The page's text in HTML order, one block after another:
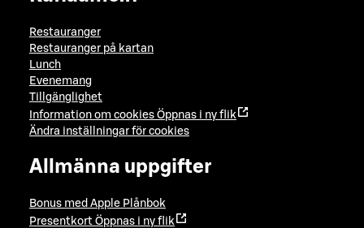
Restauranger
Restauranger på kartan
Lunch
Evenemang
Tillgänglighet
Information om cookies Öppnas i ny flik
Ändra inställningar för cookies
Allmänna uppgifter
Bonus med Apple Plånbok
Presentkort Öppnas i ny flik